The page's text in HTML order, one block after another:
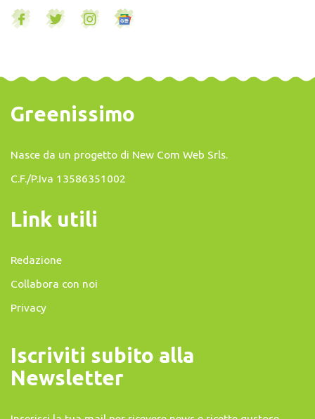
Greenissimo
Nasce da un progetto di New Com Web Srls.
C.F./P.Iva 13586351002
Link utili
Redazione
Collabora con noi
Privacy
Iscriviti subito alla
Newsletter